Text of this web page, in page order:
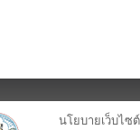
นโยบายเว็บไ